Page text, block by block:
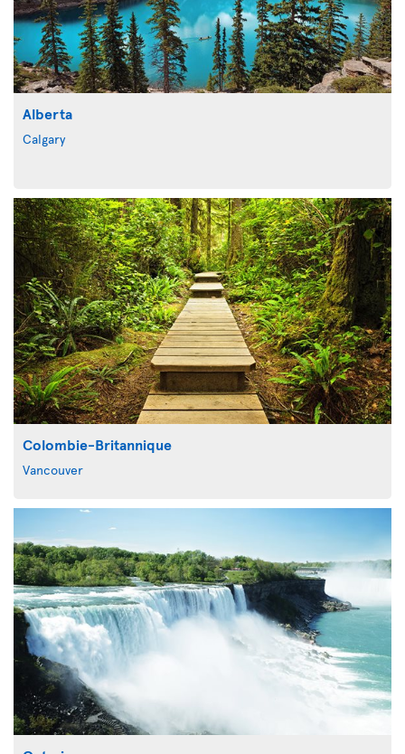
Alberta
Calgary
Colombie-Britannique
Vancouver